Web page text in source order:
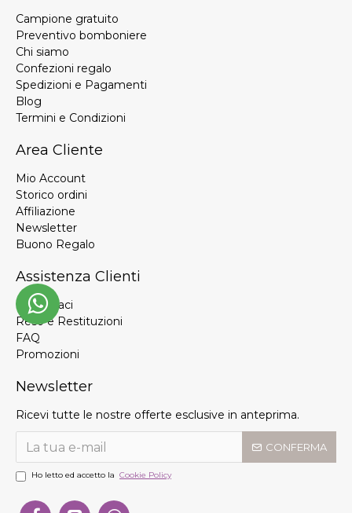
Campione gratuito
Preventivo bomboniere
Chi siamo
Confezioni regalo
Spedizioni e Pagamenti
Blog
Termini e Condizioni
Area Cliente
Mio Account
Storico ordini
Affiliazione
Newsletter
Buono Regalo
Assistenza Clienti
Contattaci
Reso e Restituzioni
FAQ
Promozioni
Newsletter
Ricevi tutte le nostre offerte esclusive in anteprima.
CONFERMA
Ho letto ed accetto la Cookie Policy